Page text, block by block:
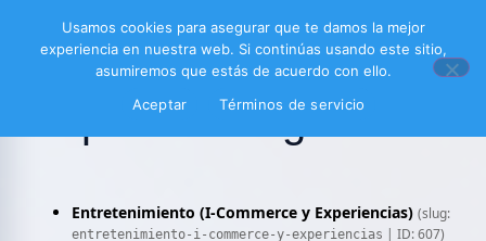
Mapa de categorías
Entretenimiento (I-Commerce y Experiencias) (slug:
entretenimiento-i-commerce-y-experiencias | ID: 607)
Usamos cookies para asegurar que te damos la mejor
experiencia en nuestra web. Si continúas usando este sitio,
asumiremos que estás de acuerdo con ello.
Aceptar
Términos de servicio